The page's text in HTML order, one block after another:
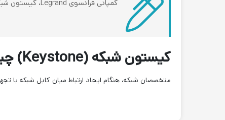
کمپانی فرانسوی Legrand، کیستون شبکه خود را در مدل 64 765 به بازار تجهیزات شبکه عرضه نموده است.
کیستون شبکه (Keystone) چیست؟
متخصصان شبکه، هنگام ایجاد ارتباط میان کابل شبکه با